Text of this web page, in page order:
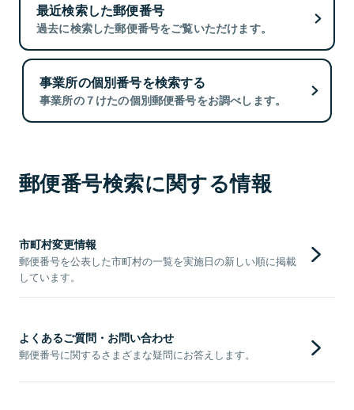
最近検索した郵便番号
過去に検索した郵便番号をご覧いただけます。
事業所の個別番号を検索する
事業所の７けたの個別郵便番号をお調べします。
郵便番号検索に関する情報
市町村変更情報
郵便番号を公表した市町村の一覧を実施日の新しい順に掲載
しています。
よくあるご質問・お問い合わせ
郵便番号に関するさまざまな疑問にお答えします。